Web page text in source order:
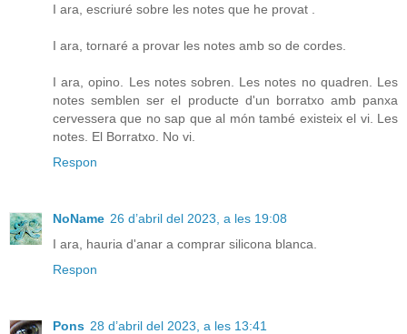
I ara, escriuré sobre les notes que he provat .
I ara, tornaré a provar les notes amb so de cordes.
I ara, opino. Les notes sobren. Les notes no quadren. Les
notes semblen ser el producte d'un borratxo amb panxa
cervessera que no sap que al món també existeix el vi. Les
notes. El Borratxo. No vi.
Respon
NoName 26 d’abril del 2023, a les 19:08
I ara, hauria d'anar a comprar silicona blanca.
Respon
Pons 28 d’abril del 2023, a les 13:41